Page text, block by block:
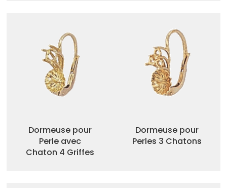
Dormeuse pour
Perle avec
Chaton 4 Griffes
Dormeuse pour
Perles 3 Chatons